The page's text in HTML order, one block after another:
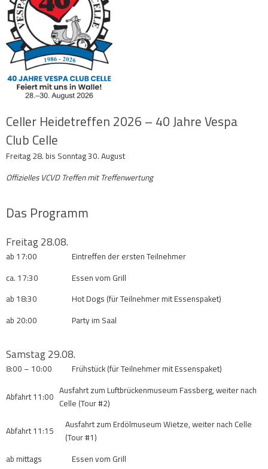
Celler Heidetreffen 2026 – 40 Jahre Vespa
Club Celle
Freitag 28. bis Sonntag 30. August
Offizielles VCVD Treffen mit Treffenwertung
Das Programm
Freitag 28.08.
ab 17:00
Eintreffen der ersten Teilnehmer
ca. 17:30
Essen vom Grill
ab 18:30
Hot Dogs (für Teilnehmer mit Essenspaket)
ab 20:00
Party im Saal
Samstag 29.08.
8:00 – 10:00 Frühstück (für Teilnehmer mit Essenspaket)
Abfahrt 11:00
Ausfahrt zum Luftbrückenmuseum Fassberg, weiter nach
Celle (Tour #2)
Abfahrt 11:15
Ausfahrt zum Erdölmuseum Wietze, weiter nach Celle
(Tour #1)
ab mittags
Essen vom Grill